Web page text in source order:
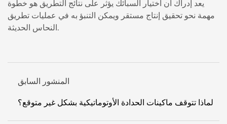
يعد إدراك أن اختيار السبائك يؤثر على نتائج التطريق هو خطوة
مهمة نحو تحقيق إنتاج مستقر ويمكن التنبؤ به في عمليات تطريق
النحاس الحديثة.
المنشور السابق
لماذا تتوقف ماكينات الحدادة الأوتوماتيكية بشكل غير متوقع؟